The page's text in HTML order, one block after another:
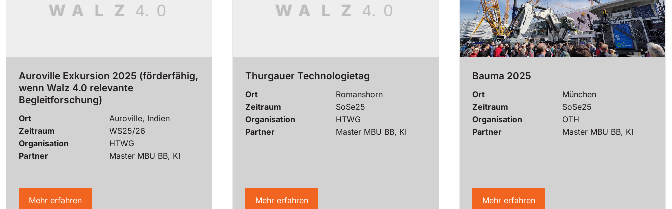
Auroville Exkursion 2025 (förderfähig,
wenn Walz 4.0 relevante
Begleitforschung)
Ort
Auroville, Indien
Zeitraum
WS25/26
Organisation
HTWG
Partner
Master MBU BB, KI
Mehr erfahren
Thurgauer Technologietag
Ort
Romanshorn
Zeitraum
SoSe25
Organisation
HTWG
Partner
Master MBU BB, KI
Mehr erfahren
Bauma 2025
Ort
München
Zeitraum
SoSe25
Organisation
OTH
Partner
Master MBU BB, KI
Mehr erfahren